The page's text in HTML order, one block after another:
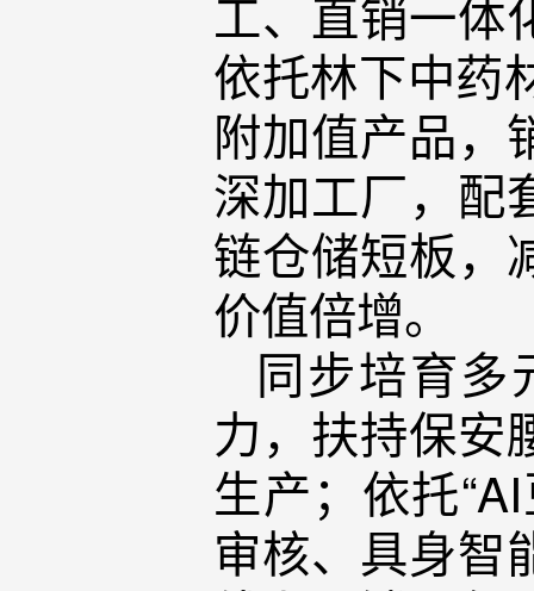
工、直销一体
依托林下中药
附加值产品，
深加工厂，配
链仓储短板，
价值倍增。
同步培育多
力，扶持保安
生产；依托
审核、具身智